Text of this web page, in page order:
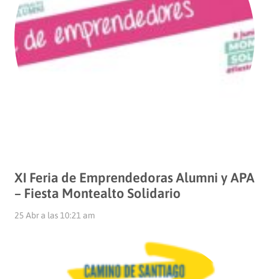
XI Feria de Emprendedoras Alumni y APA
– Fiesta Montealto Solidario
25 Abr a las 10:21 am